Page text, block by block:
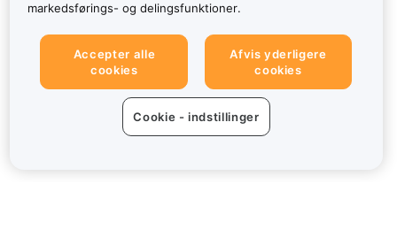
markedsførings- og delingsfunktioner.
Accepter alle
cookies
Afvis yderligere
cookies
Cookie - indstillinger